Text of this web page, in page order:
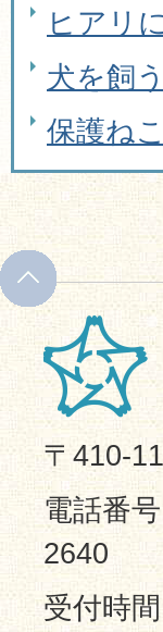
ヒアリ
犬を飼
保護ね
〒410-
電話番
2640
受付時